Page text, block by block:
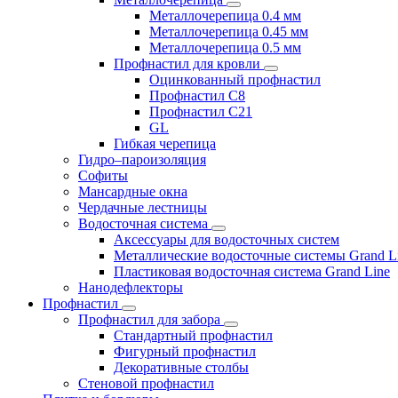
Металлочерепица 0.4 мм
Металлочерепица 0.45 мм
Металлочерепица 0.5 мм
Профнастил для кровли
Оцинкованный профнастил
Профнастил С8
Профнастил С21
GL
Гибкая черепица
Гидро–пароизоляция
Софиты
Мансардные окна
Чердачные лестницы
Водосточная система
Аксессуары для водосточных систем
Металлические водосточные системы Grand
Пластиковая водосточная система Grand Line
Нанодефлекторы
Профнастил
Профнастил для забора
Стандартный профнастил
Фигурный профнастил
Декоративные столбы
Стеновой профнастил